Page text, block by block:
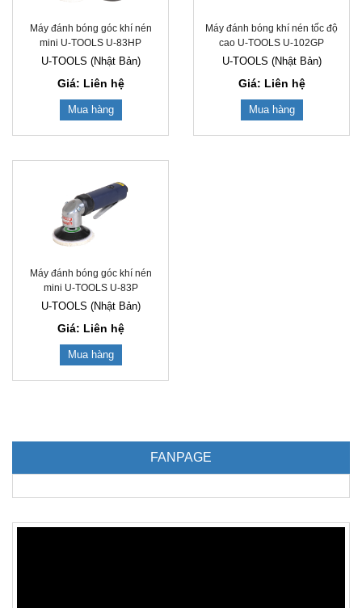
Máy đánh bóng góc khí nén
mini U-TOOLS U-83HP
U-TOOLS (Nhật Bản)
Giá: Liên hệ
Mua hàng
Máy đánh bóng khí nén tốc độ
cao U-TOOLS U-102GP
U-TOOLS (Nhật Bản)
Giá: Liên hệ
Mua hàng
Máy đánh bóng góc khí nén
mini U-TOOLS U-83P
U-TOOLS (Nhật Bản)
Giá: Liên hệ
Mua hàng
FANPAGE